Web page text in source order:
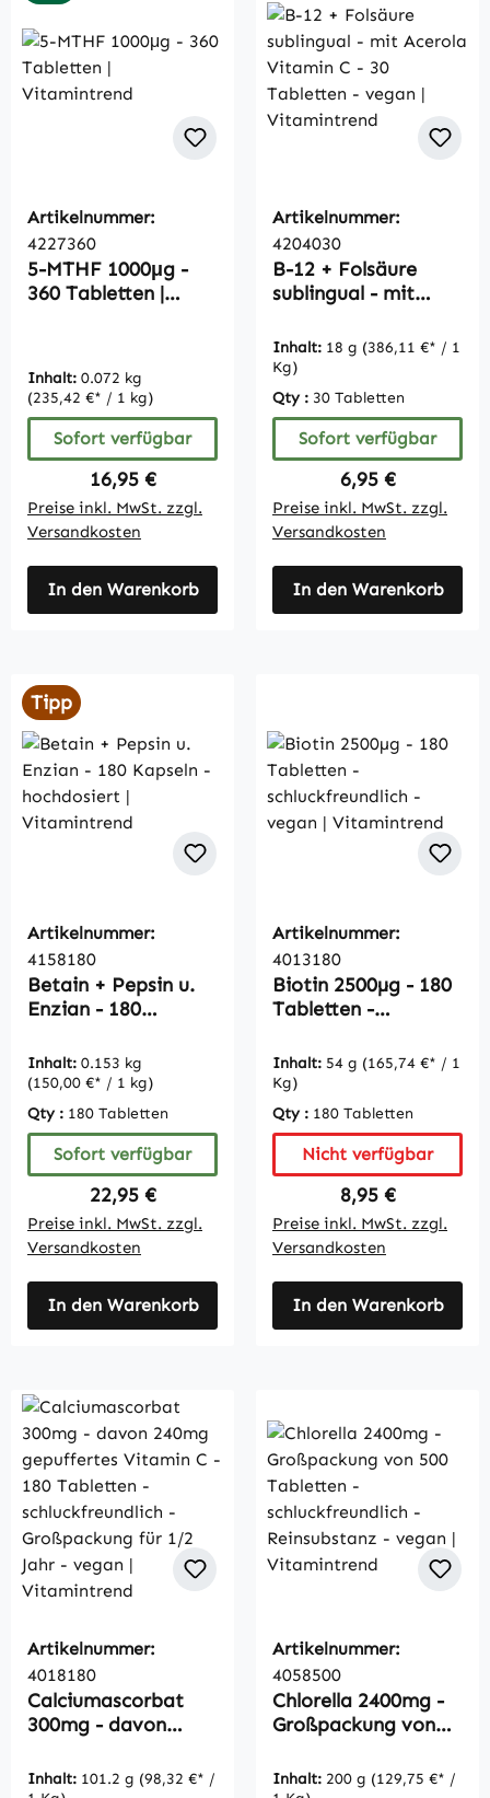
Artikelnummer:
4227360
5-MTHF 1000μg -
360 Tabletten |
Inhalt: 0.072 kg
(235,42 €* / 1 kg)
Sofort verfügbar
Regulärer Preis:
16,95 €
Preise inkl. MwSt. zzgl.
Versandkosten
In den Warenkorb
Artikelnummer:
4204030
B-12 + Folsäure
sublingual - mit
30 Tabletten -
vegan |
Vitamintrend
Inhalt: 18 g (386,11 €* / 1
Kg)
Qty : 30 Tabletten
Sofort verfügbar
Regulärer Preis:
6,95 €
Preise inkl. MwSt. zzgl.
Versandkosten
In den Warenkorb
Tipp
Artikelnummer:
4158180
Betain + Pepsin u.
Enzian - 180
hochdosiert |
Vitamintrend
Inhalt: 0.153 kg
(150,00 €* / 1 kg)
Qty : 180 Tabletten
Sofort verfügbar
Regulärer Preis:
22,95 €
Preise inkl. MwSt. zzgl.
Versandkosten
In den Warenkorb
Artikelnummer:
4013180
Biotin 2500µg - 180
Tabletten -
vegan |
Vitamintrend
Inhalt: 54 g (165,74 €* / 1
Kg)
Qty : 180 Tabletten
Nicht verfügbar
Regulärer Preis:
8,95 €
Preise inkl. MwSt. zzgl.
Versandkosten
In den Warenkorb
Artikelnummer:
4018180
Calciumascorbat
300mg - davon
Vitamin C - 180
Inhalt: 101.2 g (98,32 €* /
Artikelnummer:
4058500
Chlorella 2400mg -
Großpackung von
schluckfreundlich -
Inhalt: 200 g (129,75 €* /